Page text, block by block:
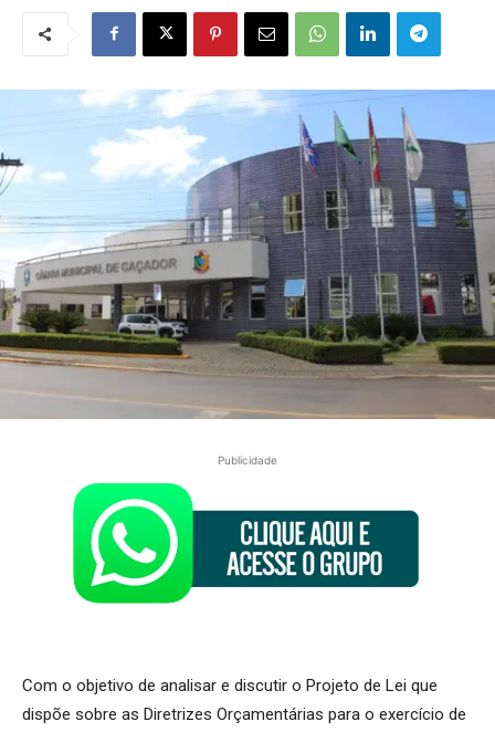
Publicidade
Com o objetivo de analisar e discutir o Projeto de Lei que
dispõe sobre as Diretrizes Orçamentárias para o exercício de